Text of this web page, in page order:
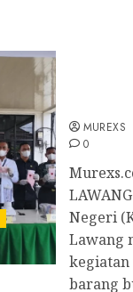
MUREXS
0
Negeri
Lawang
kegiatan
barang